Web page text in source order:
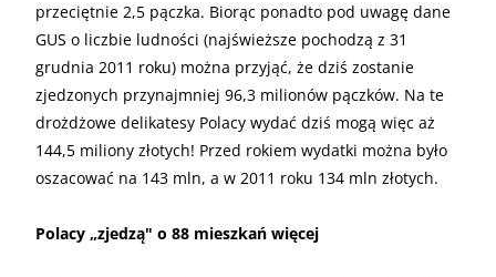
przeciętnie 2,5 pączka. Biorąc ponadto pod uwagę dane
GUS o liczbie ludności (najświeższe pochodzą z 31
grudnia 2011 roku) można przyjąć, że dziś zostanie
zjedzonych przynajmniej 96,3 milionów pączków. Na te
drożdżowe delikatesy Polacy wydać dziś mogą więc aż
144,5 miliony złotych! Przed rokiem wydatki można było
oszacować na 143 mln, a w 2011 roku 134 mln złotych.
Polacy „zjedzą" o 88 mieszkań więcej